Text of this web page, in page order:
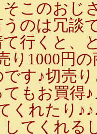
このおじ
のは冗談
て行くと、
り1000円
す♪切売
もお買得
くれたり
てくれる